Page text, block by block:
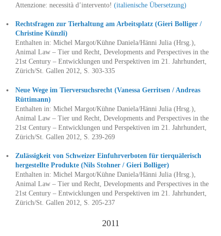
Attenzione: necessità d’intervento! (italienische Übersetzung)
Rechtsfragen zur Tierhaltung am Arbeitsplatz (Gieri Bolliger /
Christine Künzli)
Enthalten in: Michel Margot/Kühne Daniela/Hänni Julia (Hrsg.),
Animal Law – Tier und Recht, Developments and Perspectives in the
21st Century – Entwicklungen und Perspektiven im 21. Jahrhundert,
Zürich/St. Gallen 2012, S. 303-335
Neue Wege im Tierversuchsrecht (Vanessa Gerritsen / Andreas
Rüttimann)
Enthalten in: Michel Margot/Kühne Daniela/Hänni Julia (Hrsg.),
Animal Law – Tier und Recht, Developments and Perspectives in the
21st Century – Entwicklungen und Perspektiven im 21. Jahrhundert,
Zürich/St. Gallen 2012, S. 239-269
Zulässigkeit von Schweizer Einfuhrverboten für tierquälerisch
hergestellte Produkte (Nils Stohner / Gieri Bolliger)
Enthalten in: Michel Margot/Kühne Daniela/Hänni Julia (Hrsg.),
Animal Law – Tier und Recht, Developments and Perspectives in the
21st Century – Entwicklungen und Perspektiven im 21. Jahrhundert,
Zürich/St. Gallen 2012, S. 205-237
2011